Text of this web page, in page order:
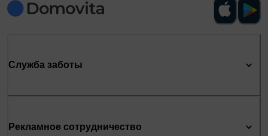
Служба заботы
Рекламное сотрудничество